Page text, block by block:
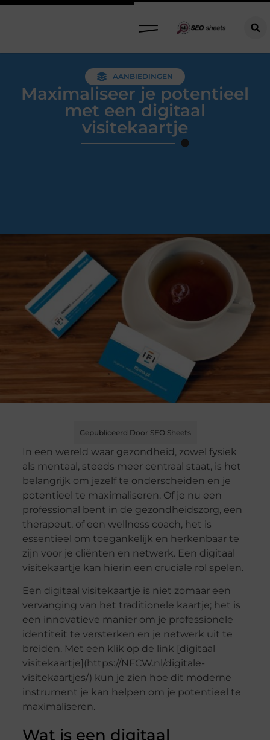
AANBIEDINGEN
Maximaliseer je potentieel
met een digitaal
visitekaartje
Gepubliceerd Door SEO Sheets
In een wereld waar gezondheid, zowel fysiek
als mentaal, steeds meer centraal staat, is het
belangrijk om jezelf te onderscheiden en je
potentieel te maximaliseren. Of je nu een
professional bent in de gezondheidszorg, een
therapeut, of een wellness coach, het is
essentieel om toegankelijk en herkenbaar te
zijn voor je cliënten en netwerk. Een digitaal
visitekaartje kan hierin een cruciale rol spelen.
Een digitaal visitekaartje is niet zomaar een
vervanging van het traditionele kaartje; het is
een innovatieve manier om je professionele
identiteit te versterken en je netwerk uit te
breiden. Met een klik op de link [digitaal
visitekaartje](https://NFCW.nl/digitale-
visitekaartjes/) kun je zien hoe dit moderne
instrument je kan helpen om je potentieel te
maximaliseren.
Wat is een digitaal